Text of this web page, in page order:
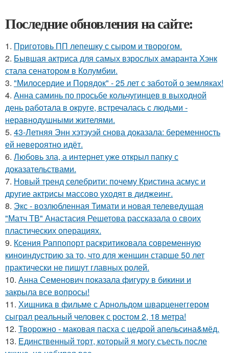
Последние обновления на сайте:
1. Приготовь ПП лепешку с сыром и творогом.
2. Бывшая актриса для самых взрослых амаранта Хэнк
стала сенатором в Колумбии.
3. "Милосердие и Порядок" - 25 лет с заботой о земляках!
4. Анна саминь по просьбе кольчугинцев в выходной
день работала в округе, встречалась с людьми -
неравнодушными жителями.
5. 43-Летняя Энн хэтэуэй снова доказала: беременность
ей невероятно идёт.
6. Любовь зла, а интернет уже открыл папку с
доказательствами.
7. Новый тренд селебрити: почему Кристина асмус и
другие актрисы массово уходят в диджеинг.
8. Экс - возлюбленная Тимати и новая телеведущая
"Матч ТВ" Анастасия Решетова рассказала о своих
пластических операциях.
9. Ксения Раппопорт раскритиковала современную
киноиндустрию за то, что для женщин старше 50 лет
практически не пишут главных ролей.
10. Анна Семенович показала фигуру в бикини и
закрыла все вопросы!
11. Хищника в фильме с Арнольдом шварценеггером
сыграл реальный человек с ростом 2, 18 метра!
12. Творожно - маковая пасха с цедрой апельсина&мёд.
13. Единственный торт, который я могу съесть после